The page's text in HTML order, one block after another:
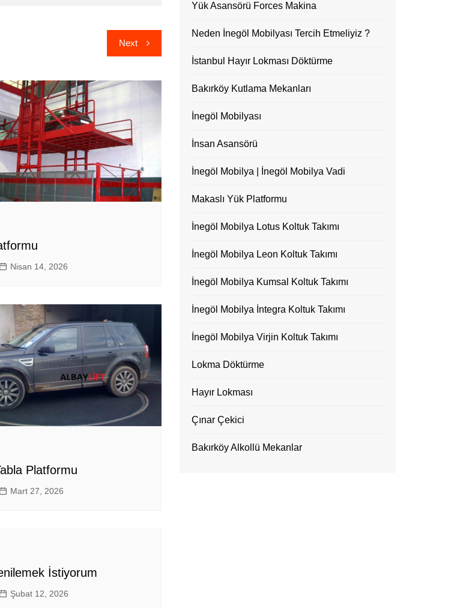
Next
Nisan 14, 2026
Platformu
Mart 27, 2026
İstiyorum
Şubat 12, 2026
Yük Asansörü Forces Makina
Neden İnegöl Mobilyası Tercih Etmeliyiz ?
İstanbul Hayır Lokması Döktürme
Bakırköy Kutlama Mekanları
İnegöl Mobilyası
İnsan Asansörü
İnegöl Mobilya | İnegöl Mobilya Vadi
Makaslı Yük Platformu
İnegöl Mobilya Lotus Koltuk Takımı
İnegöl Mobilya Leon Koltuk Takımı
İnegöl Mobilya Kumsal Koltuk Takımı
İnegöl Mobilya İntegra Koltuk Takımı
İnegöl Mobilya Virjin Koltuk Takımı
Lokma Döktürme
Hayır Lokması
Çınar Çekici
Bakırköy Alkollü Mekanlar